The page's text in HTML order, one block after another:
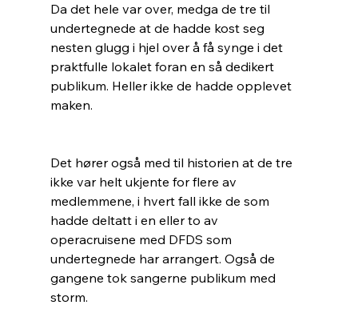
Da det hele var over, medga de tre til
undertegnede at de hadde kost seg
nesten glugg i hjel over å få synge i det
praktfulle lokalet foran en så dedikert
publikum. Heller ikke de hadde opplevet
maken.
Det hører også med til historien at de tre
ikke var helt ukjente for flere av
medlemmene, i hvert fall ikke de som
hadde deltatt i en eller to av
operacruisene med DFDS som
undertegnede har arrangert. Også de
gangene tok sangerne publikum med
storm.